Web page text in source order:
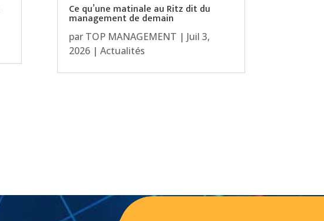
Ce qu’une matinale au Ritz dit du
management de demain
par TOP MANAGEMENT | Juil 3,
2026| Actualités